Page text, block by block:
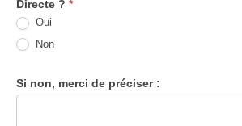
Directe ? *
Oui
Non
Si non, merci de préciser :